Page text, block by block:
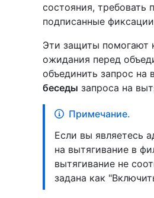
состояния, требовать
подписанные
Эти защиты помогают
ожидания перед
объединить запрос на
беседы запроса на
Примечание.
Если вы являетесь
на вытягивание в
вытягивание не
задана как